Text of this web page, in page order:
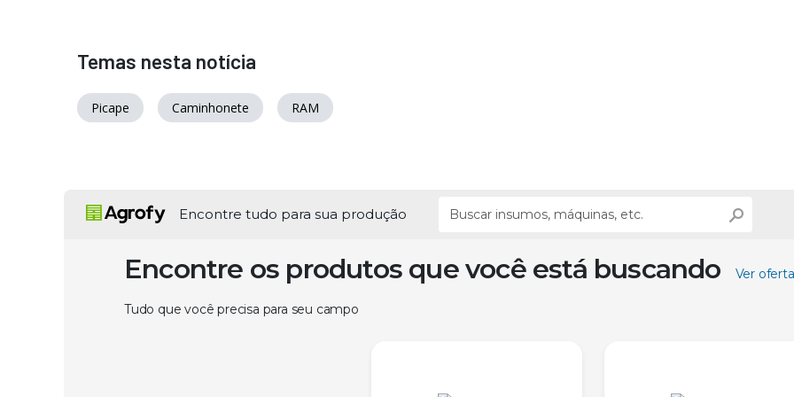
Temas nesta notícia
Picape Caminhonete RAM
Encontre tudo para sua produção
Encontre os produtos que você está buscando Ver
Tudo que você precisa para seu campo